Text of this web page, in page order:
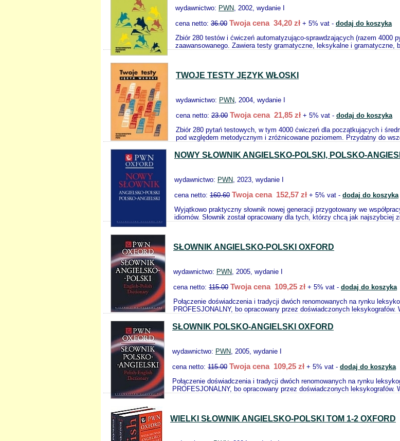
wydawnictwo: PWN, 2002, wydanie I
cena netto: 36.00 Twoja cena 34,20 zł + 5% vat - dodaj do koszyka
Zbiór 280 testów i ćwiczeń automatyzująco-sprawdzających (razem 4000
zaawansowanego. Zawiera testy gramatyczne, leksykalne i gramatyczne,
TWOJE TESTY JĘZYK WŁOSKI
wydawnictwo: PWN, 2004, wydanie I
cena netto: 23.00 Twoja cena 21,85 zł + 5% vat - dodaj do koszyka
Zbiór 280 pytań testowych, w tym 4000 ćwiczeń dla początkujących i
pod względem metodycznym i zróżnicowane poziomem. Przydatny do
NOWY SŁOWNIK ANGIELSKO-POLSKI, POLSKO-
wydawnictwo: PWN, 2023, wydanie I
cena netto: 160.60 Twoja cena 152,57 zł + 5% vat - dodaj do koszyka
Wyjątkowo praktyczny słownik nowej generacji przygotowany we
idiomów. Słownik został opracowany dla tych, którzy chcą jak najszybciej
SŁOWNIK ANGIELSKO-POLSKI OXFORD
wydawnictwo: PWN, 2005, wydanie I
cena netto: 115.00 Twoja cena 109,25 zł + 5% vat - dodaj do koszyka
Połączenie doświadczenia i tradycji dwóch renomowanych na rynku
PROFESJONALNY, bo opracowany przez doświadczonych
SŁOWNIK POLSKO-ANGIELSKI OXFORD
wydawnictwo: PWN, 2005, wydanie I
cena netto: 115.00 Twoja cena 109,25 zł + 5% vat - dodaj do koszyka
Połączenie doświadczenia i tradycji dwóch renomowanych na rynku
PROFESJONALNY, bo opracowany przez doświadczonych leksykografów.
WIELKI SŁOWNIK ANGIELSKO-POLSKI TOM 1-2 OXFORD